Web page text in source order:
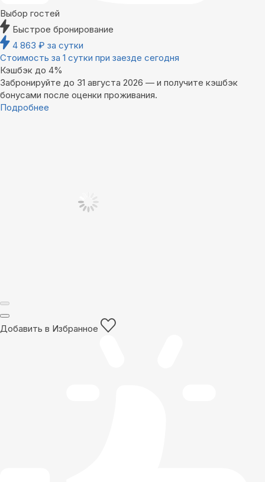
Выбор гостей
Быстрое бронирование
4 863 ₽ за сутки
Стоимость за 1 сутки при заезде сегодня
Кэшбэк до 4%
Забронируйте до 31 августа 2026 — и получите кэшбэк
бонусами после оценки проживания.
Подробнее
Добавить в Избранное